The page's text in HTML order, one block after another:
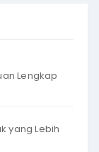
Lengkap
yang Lebih